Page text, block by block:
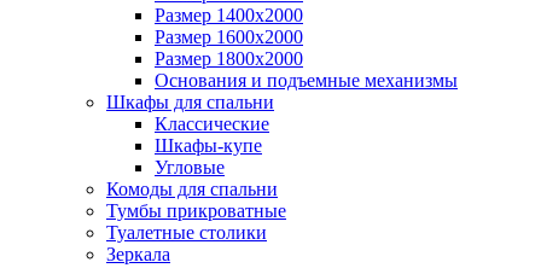
Размер 1400х2000
Размер 1600х2000
Размер 1800х2000
Основания и подъемные механизмы
Шкафы для спальни
Классические
Шкафы-купе
Угловые
Комоды для спальни
Тумбы прикроватные
Туалетные столики
Зеркала